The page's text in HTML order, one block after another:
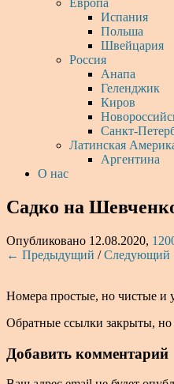
Европа
Испания
Польша
Швейцария
Россия
Анапа
Геленджик
Киров
Санкт-
Латинская
Аргентина
О нас
Садко на
Опубликовано 12.08.2020,
← Предыдущий /
Номера простые, но чистые и
Обратные ссылки закрыты,
Добавить комментарий